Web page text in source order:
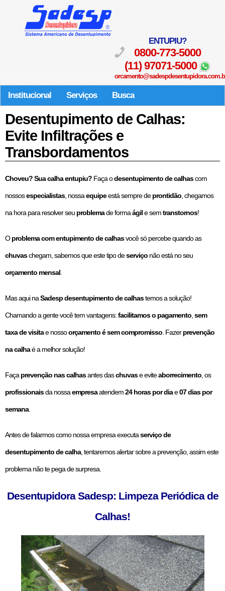
ENTUPIU?
0800-773-5000
(11) 97071-5000
Institucional Serviços Busca
Desentupimento de Calhas:
Evite Infiltrações e
Transbordamentos
Choveu? Sua calha entupiu? Faça odesentupimento de calhascom
nossosespecialistas, nossaequipeestá sempre deprontidão , chegamos
na hora para resolver seu problemade formaágile semtranstornos!
Oproblema com entupimento de calhasvocê só percebe quando as
chuvaschegam, sabemos que este tipo deserviço não está no seu
orçamento mensal
Mas aqui naSadesp desentupimento de calhastemos a solução!
Chamando a gente você tem vantagens:facilitamos o pagamento sem
taxa de visitae nossoorçamento é sem compromisso . Fazerprevenção
na calhaé a melhor solução!
Faça prevenção nas calhasantes daschuvase eviteaborrecimento , os
profissionaisda nossaempresaatendem24 horas por diae07 dias por
semana.
Antes de falarmos como nossa empresa executaserviço de
desentupimento de calha, tentaremos alertar sobre a prevenção, assim este
problema não te pega de surpresa.
Desentupidora Sadesp: Limpeza Periódica de
Calhas!